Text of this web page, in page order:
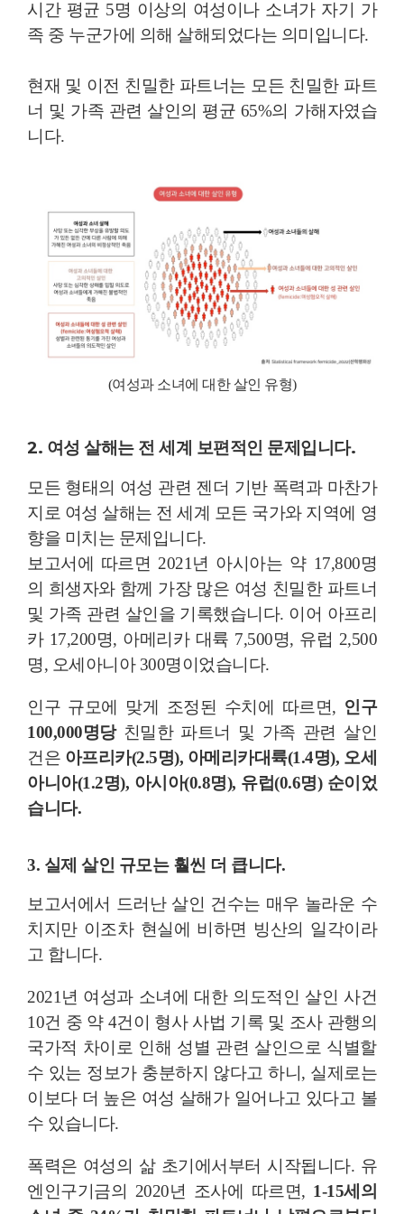
시간 평균 5명 이상의 여성이나 소녀가 자기 가
족 중 누군가에 의해 살해되었다는 의미입니다.
현재 및 이전 친밀한 파트너는 모든 친밀한 파트
너 및 가족 관련 살인의 평균 65%의 가해자였습
니다.
(여성과 소녀에 대한 살인 유형)
2. 여성 살해는 전 세계 보편적인 문제입니다.
모든 형태의 여성 관련 젠더 기반 폭력과 마찬가
지로 여성 살해는 전 세계 모든 국가와 지역에 영
향을 미치는 문제입니다.
보고서에 따르면 2021년 아시아는 약 17,800명
의 희생자와 함께 가장 많은 여성 친밀한 파트너
및 가족 관련 살인을 기록했습니다. 이어 아프리
카 17,200명, 아메리카 대륙 7,500명, 유럽 2,500
명, 오세아니아 300명이었습니다.
인구 규모에 맞게 조정된 수치에 따르면, 인구
100,000명당친밀한 파트너 및 가족 관련 살인
건은 아프리카(2.5명), 아메리카대륙(1.4명), 오세
아니아(1.2명), 아시아(0.8명), 유럽(0.6명) 순이었
습니다.
3. 실제 살인 규모는 훨씬 더 큽니다.
보고서에서 드러난 살인 건수는 매우 놀라운 수
치지만 이조차 현실에 비하면 빙산의 일각이라
고 합니다.
2021년 여성과 소녀에 대한 의도적인 살인 사건
10건 중 약 4건이 형사 사법 기록 및 조사 관행의
국가적 차이로 인해 성별 관련 살인으로 식별할
수 있는 정보가 충분하지 않다고 하니, 실제로는
이보다 더 높은 여성 살해가 일어나고 있다고 볼
수 있습니다.
폭력은 여성의 삶 초기에서부터 시작됩니다. 유
엔인구기금의 2020년 조사에 따르면, 1-15세의